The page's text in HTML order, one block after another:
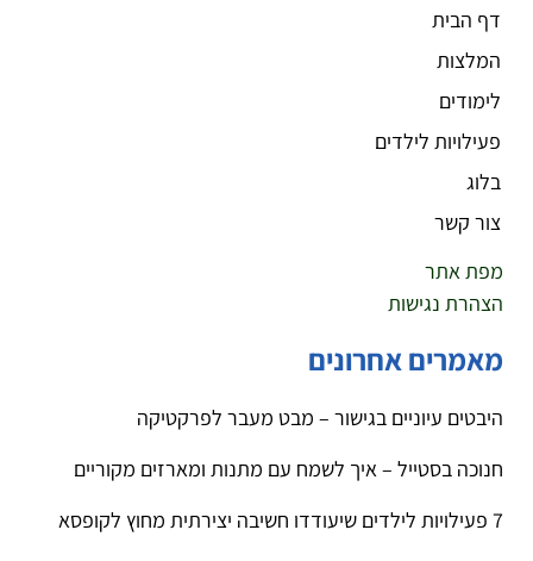
דף הבית
המלצות
לימודים
פעילויות לילדים
בלוג
צור קשר
מפת אתר
הצהרת נגישות
מאמרים אחרונים
היבטים עיוניים בגישור – מבט מעבר לפרקטיקה
חנוכה בסטייל – איך לשמח עם מתנות ומארזים מקוריים
7 פעילויות לילדים שיעודדו חשיבה יצירתית מחוץ לקופסא